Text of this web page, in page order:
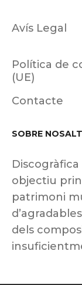
Avís Legal
Política de
(UE)
Contacte
SOBRE
objectiu
patrimoni
dels